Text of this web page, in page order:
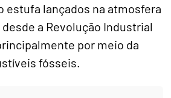
estufa lançados na atmosfera
a Revolução Industrial
por meio da
fósseis.